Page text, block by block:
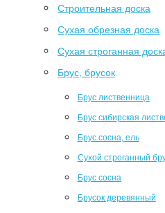
Строительная доска
Сухая обрезная доска
Сухая строганная
Брус, брусок
Брус лиственница
Брус сибирская
Брус сосна, ель
Сухой строганный
Брус сосна
Брусок деревянный